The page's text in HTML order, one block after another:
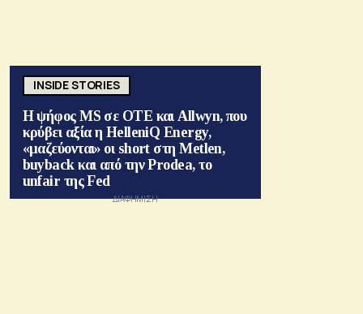
INSIDE STORIES
Η ψήφος MS σε ΟΤΕ και Allwyn, που
κρύβει αξία η HelleniQ Energy,
«μαζεύονται» οι short στη Metlen,
buyback και από την Prodea, το
unfair της Fed